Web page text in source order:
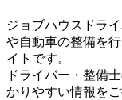
ジョブハウスドラ
や自動車の整備を
イトです。
ドライバー・整備
かりやすい情報を